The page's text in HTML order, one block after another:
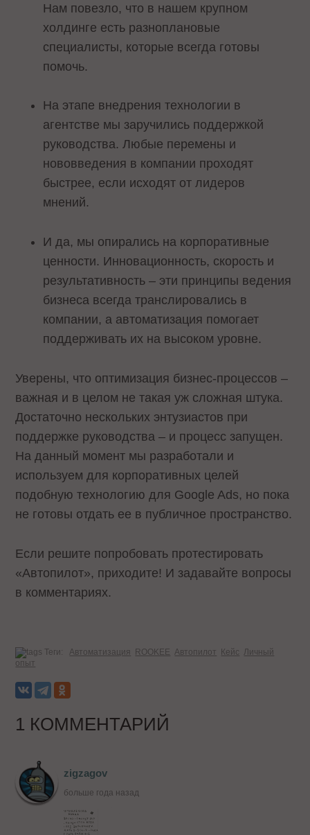
Нам повезло, что в нашем крупном
холдинге есть разноплановые
специалисты, которые всегда готовы
помочь.
На этапе внедрения технологии в
агентстве мы заручились поддержкой
руководства. Любые перемены и
нововведения в компании проходят
быстрее, если исходят от лидеров
мнений.
И да, мы опирались на корпоративные
ценности. Инновационность, скорость и
результативность – эти принципы ведения
бизнеса всегда транслировались в
компании, а автоматизация помогает
поддерживать их на высоком уровне.
Уверены, что оптимизация бизнес-процессов –
важная и в целом не такая уж сложная штука.
Достаточно нескольких энтузиастов при
поддержке руководства – и процесс запущен.
На данный момент мы разработали и
используем для корпоративных целей
подобную технологию для Google Ads, но пока
не готовы отдать ее в публичное пространство.
Если решите попробовать протестировать
«Автопилот», приходите! И задавайте вопросы
в комментариях.
Теги: Автоматизация ROOKEE Автопилот Кейс Личный
опыт
1 КОММЕНТАРИЙ
zigzagov
больше года назад